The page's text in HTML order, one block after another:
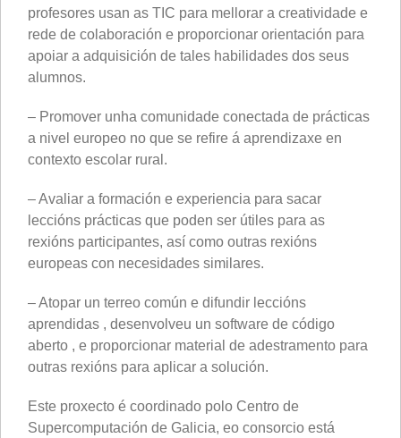
profesores usan as TIC para mellorar a creatividade e
rede de colaboración e proporcionar orientación para
apoiar a adquisición de tales habilidades dos seus
alumnos.
– Promover unha comunidade conectada de prácticas
a nivel europeo no que se refire á aprendizaxe en
contexto escolar rural.
– Avaliar a formación e experiencia para sacar
leccións prácticas que poden ser útiles para as
rexións participantes, así como outras rexións
europeas con necesidades similares.
– Atopar un terreo común e difundir leccións
aprendidas , desenvolveu un software de código
aberto , e proporcionar material de adestramento para
outras rexións para aplicar a solución.
Este proxecto é coordinado polo Centro de
Supercomputación de Galicia, eo consorcio está